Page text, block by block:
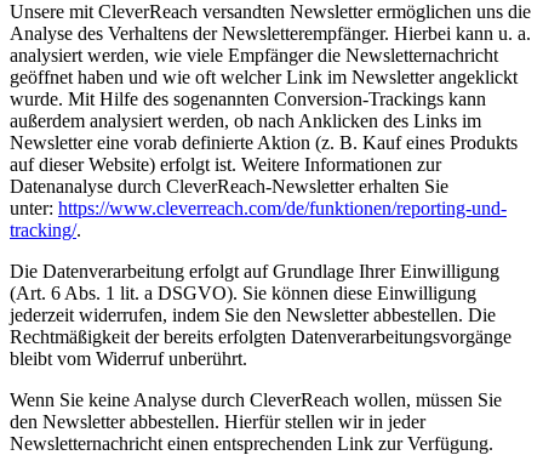
Unsere mit CleverReach versandten Newsletter ermöglichen uns die
Analyse des Verhaltens der Newsletterempfänger. Hierbei kann u. a.
analysiert werden, wie viele Empfänger die Newsletternachricht
geöffnet haben und wie oft welcher Link im Newsletter angeklickt
wurde. Mit Hilfe des sogenannten Conversion-Trackings kann
außerdem analysiert werden, ob nach Anklicken des Links im
Newsletter eine vorab definierte Aktion (z. B. Kauf eines Produkts
auf dieser Website) erfolgt ist. Weitere Informationen zur
Datenanalyse durch CleverReach-Newsletter erhalten Sie
unter: https://www.cleverreach.com/de/funktionen/reporting-und-
tracking/.
Die Datenverarbeitung erfolgt auf Grundlage Ihrer Einwilligung
(Art. 6 Abs. 1 lit. a DSGVO). Sie können diese Einwilligung
jederzeit widerrufen, indem Sie den Newsletter abbestellen. Die
Rechtmäßigkeit der bereits erfolgten Datenverarbeitungsvorgänge
bleibt vom Widerruf unberührt.
Wenn Sie keine Analyse durch CleverReach wollen, müssen Sie
den Newsletter abbestellen. Hierfür stellen wir in jeder
Newsletternachricht einen entsprechenden Link zur Verfügung.